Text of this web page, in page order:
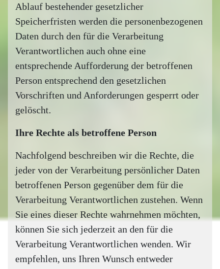
Ablauf bestehender gesetzlicher
Speicherfristen werden die personenbezogenen
Daten durch den für die Verarbeitung
Verantwortlichen auch ohne eine
entsprechende Aufforderung der betroffenen
Person entsprechend den gesetzlichen
Vorschriften und Anforderungen gesperrt oder
gelöscht.
Ihre Rechte als betroffene Person
Nachfolgend beschreiben wir die Rechte, die
jeder von der Verarbeitung persönlicher Daten
betroffenen Person gegenüber dem für die
Verarbeitung Verantwortlichen zustehen. Wenn
Sie eines dieser Rechte wahrnehmen möchten,
können Sie sich jederzeit an den für die
Verarbeitung Verantwortlichen wenden. Wir
empfehlen, uns Ihren Wunsch entweder